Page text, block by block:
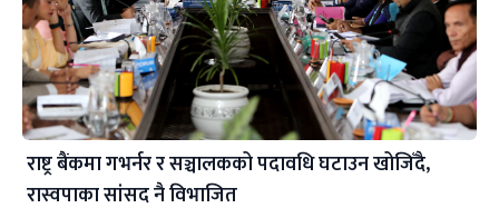
राष्ट्र बैंकमा गभर्नर र सञ्चालकको पदावधि घटाउन खोजिँदै,
रास्वपाका सांसद नै विभाजित